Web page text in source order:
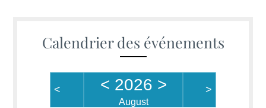
Calendrier des événements
< < 2026 >
August
>